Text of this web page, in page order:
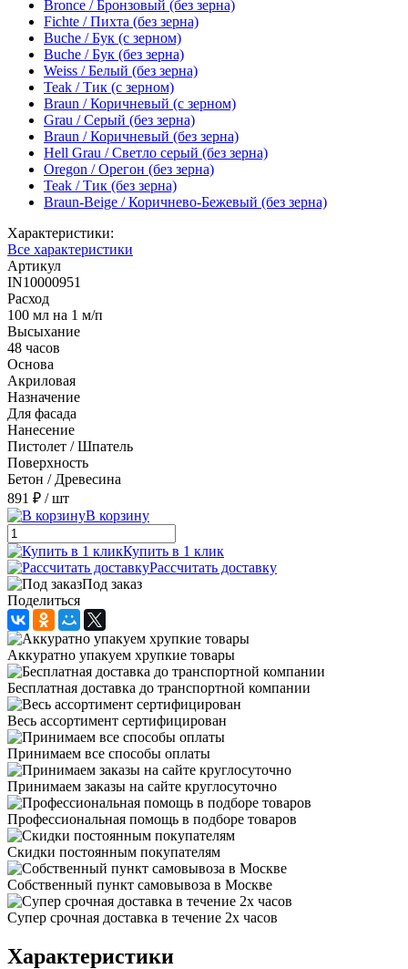
Bronce / Бронзовый (без зерна)
Fichte / Пихта (без зерна)
Buche / Бук (с зерном)
Buche / Бук (без зерна)
Weiss / Белый (без зерна)
Teak / Тик (с зерном)
Braun / Коричневый (с зерном)
Grau / Серый (без зерна)
Braun / Коричневый (без зерна)
Hell Grau / Светло серый (без зерна)
Oregon / Орегон (без зерна)
Teak / Тик (без зерна)
Braun-Beige / Коричнево-Бежевый (без зерна)
Характеристики:
Все характеристики
Артикул
IN10000951
Расход
100 мл на 1 м/п
Высыхание
48 часов
Основа
Акриловая
Назначение
Для фасада
Нанесение
Пистолет / Шпатель
Поверхность
Бетон / Древесина
891 ₽ / шт
В корзину
Купить в 1 клик
Рассчитать доставку
Под заказ
Поделиться
Аккуратно упакуем хрупкие товары
Бесплатная доставка до транспортной компании
Весь ассортимент сертифицирован
Принимаем все способы оплаты
Принимаем заказы на сайте круглосуточно
Профессиональная помощь в подборе товаров
Скидки постоянным покупателям
Собственный пункт самовывоза в Москве
Супер срочная доставка в течение 2х часов
Характеристики